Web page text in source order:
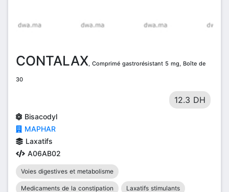
CONTALAX, Comprimé gastrorésistant 5 mg, Boîte de
30
12.3 DH
Bisacodyl
MAPHAR
Laxatifs
A06AB02
Voies digestives et metabolisme
Medicaments de la constipation Laxatifs stimulants